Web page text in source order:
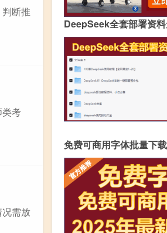
断推
考
需放
DeepSeek全套部署资
免费可商用字体批量下载